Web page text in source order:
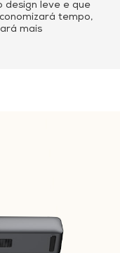
design leve e que
tempo,
mais